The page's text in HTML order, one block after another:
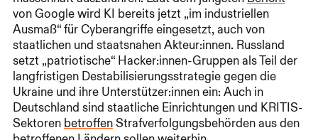
von Google wird KI bereits jetzt „im industriellen
Ausmaß“ für Cyberangriffe eingesetzt, auch von
staatlichen und staatsnahen Akteur:innen. Russland
setzt „patriotische“ Hacker:innen-Gruppen als Teil der
langfristigen Destabilisierungsstrategie gegen die
Ukraine und ihre Unterstützer:innen ein: Auch in
Deutschland sind staatliche Einrichtungen und KRITIS-
Sektoren betroffenStrafverfolgungsbehörden aus den